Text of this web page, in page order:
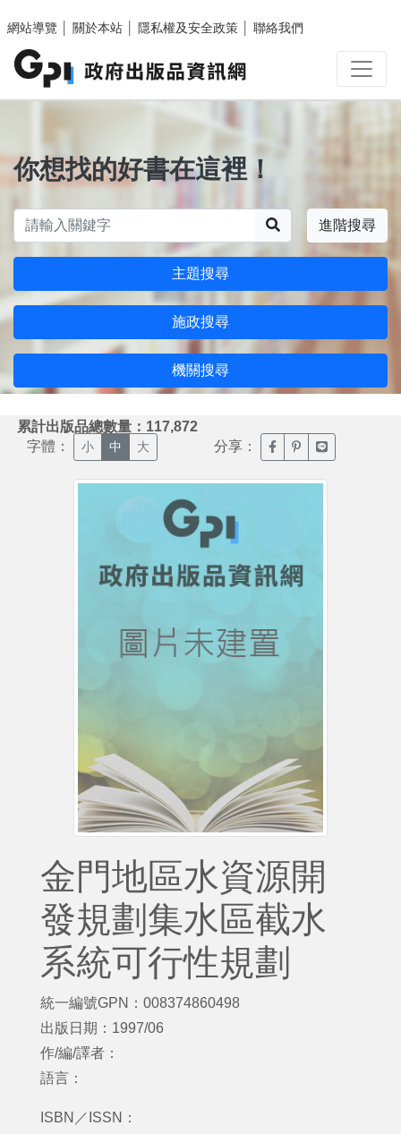
網站導覽
關於本站 隱私權及安全政策 聯絡我們
你想找的好書在這裡！
進階搜尋
主題搜尋
施政搜尋
機關搜尋
累計出版品總數量：117,872
字體： 小 中 大 分享： 臉書分享(另開新視窗)
噗浪分享(另開新
Line分享(另
金門地區水資源開
發規劃集水區截水
系統可行性規劃
統一編號GPN：008374860498
出版日期：1997/06
作/編/譯者：
語言：
ISBN／ISSN：